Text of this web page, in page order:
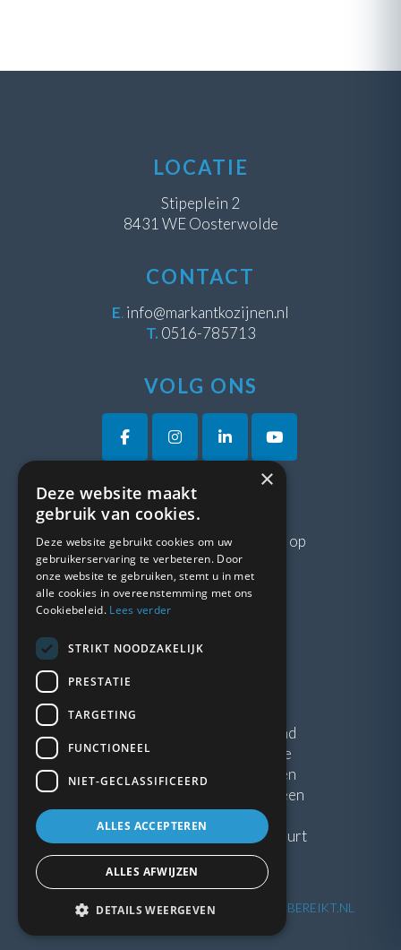
LOCATIE
Stipeplein 2
8431 WE Oosterwolde
CONTACT
E.info@markantkozijnen.nl
T. 0516-785713
VOLG ONS
VRAGEN?
Neem gerustcontactmet ons op
LINKS
Blogs
Algemene voorwaarden
Kunststof Kozijnen Friesland
Kunststof kozijnen Drenthe
Kunststof Kozijnen Drachten
Kunststof Kozijnen Hoogeveen
Kunststof kozijnen in jouw buurt
2026| Website ontwikkeling door WEBSITEBEREIKT.NL
×
Deze website maakt
gebruik van cookies.
Deze website gebruikt cookies om uw
gebruikerservaring te verbeteren. Door
onze website te gebruiken, stemt u in met
alle cookies in overeenstemming met ons
Cookiebeleid. Lees verder
STRIKT NOODZAKELIJK
PRESTATIE
TARGETING
FUNCTIONEEL
NIET-GECLASSIFICEERD
ALLES ACCEPTEREN
ALLES AFWIJZEN
DETAILS WEERGEVEN